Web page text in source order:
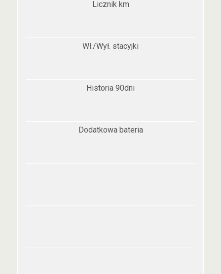
Licznik km
Wł./Wył. stacyjki
Historia 90dni
Dodatkowa bateria